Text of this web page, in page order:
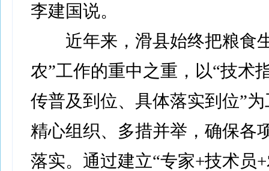
李建国说。
近年来，滑县始终把粮食
农”工作的重中之重，以“技术
传普及到位、具体落实到位”
精心组织、多措并举，确保各
落实。通过建立“专家+技术员